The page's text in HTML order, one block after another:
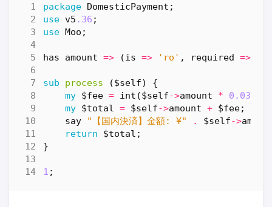
package DomesticPayment ;
use v5 .36 ;
use Moo ;
has amount => (is => 'ro' , required =>
sub process
($self) {
my $fee = int ($self->amount * 0.03
my $total = $self->amount + $fee;
say
"【国内決済】金額: ¥" . $self->
return
$total ;
}
1 ;